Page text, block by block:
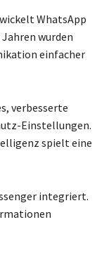
WhatsApp
wurden
einfacher
verbesserte
Einstellungen.
spielt eine
integriert.